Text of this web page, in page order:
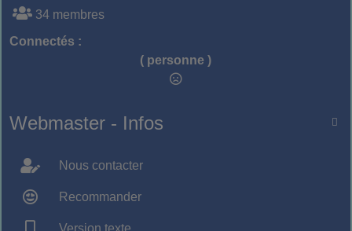
34 membres
Connectés :
( personne )

Webmaster - Infos
Nous contacter
Recommander
Version texte